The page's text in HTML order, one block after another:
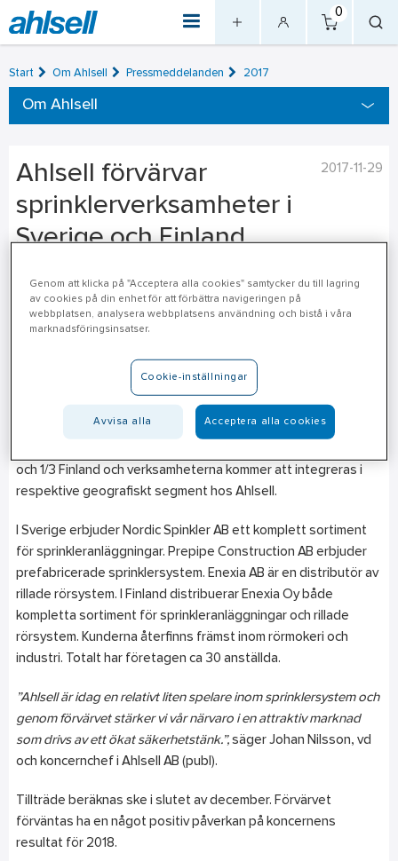
0
Start Om Ahlsell Pressmeddelanden 2017
Om Ahlsell
2017-11-29
Ahlsell förvärvar
sprinklerverksamheter i
Sverige och Finland
Ahlsell har tecknat avtal med Doradus Capital AB om att
förvärva deras sprinklerverksamheter. Den samlade
omsättningen på de verksamheter som förvärvas är cirka
Doradus Capital AB äger flera verksamheter inom sprinkler och
Ahlsell har beslutat att förvärva verksamheterna Enexia AB,
Enexia Oy, Prepipe Construction AB och Nordic Sprinkler AB.
och 1/3 Finland och verksamheterna kommer att integreras i
respektive geografiskt segment hos Ahlsell.
I Sverige erbjuder Nordic Spinkler AB ett komplett sortiment
för sprinkleranläggningar. Prepipe Construction AB erbjuder
prefabricerade sprinklersystem. Enexia AB är en distributör av
rillade rörsystem. I Finland distribuerar Enexia Oy både
kompletta sortiment för sprinkleranläggningar och rillade
rörsystem. Kunderna återfinns främst inom rörmokeri och
industri. Totalt har företagen ca 30 anställda.
”Ahlsell är idag en relativt liten spelare inom sprinklersystem och
genom förvärvet stärker vi vår närvaro i en attraktiv marknad
som drivs av ett ökat säkerhetstänk.”, säger Johan Nilsson, vd
och koncernchef i Ahlsell AB (publ).
Tillträde beräknas ske i slutet av december. Förvärvet
förväntas ha en något positiv påverkan på koncernens
resultat för 2018.
Genom att klicka på "Acceptera alla cookies" samtycker du till lagring
av cookies på din enhet för att förbättra navigeringen på
webbplatsen, analysera webbplatsens användning och bistå i våra
marknadsföringsinsatser.
Cookie-inställningar
Avvisa alla Acceptera alla cookies